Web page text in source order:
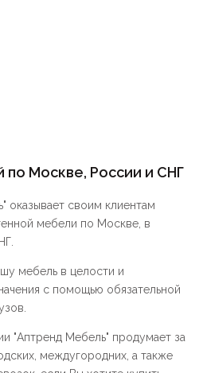
по Москве, России и СНГ
" оказывает своим клиентам
мебели по Москве, в
мебель в целости и
с помощью обязательной
"Аптренд Мебель" продумает за
междугородних, а также